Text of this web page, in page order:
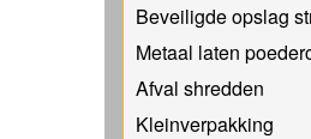
Beveiligde opslag
Metaal laten
Afval shredden
Kleinverpakking